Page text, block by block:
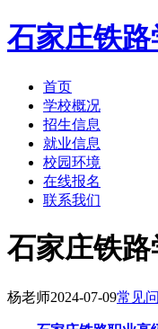
石家庄铁路
首页
学校概况
招生信息
就业信息
校园环境
在线报名
联系我们
石家庄铁路
杨老师2024-07-09常见